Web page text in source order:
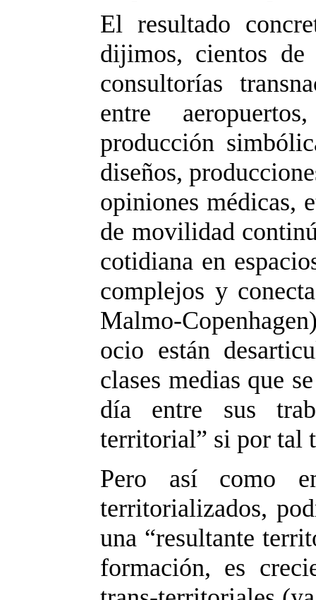
El resultado
dijimos, cientos de
consultorías
entre
producción
diseños,
opiniones médicas,
de movilidad
cotidiana en
complejos y
Malmo-
ocio están
clases medias que
día entre sus
territorial” si por tal
Pero así como
territorializados,
una “resultante
formación, es